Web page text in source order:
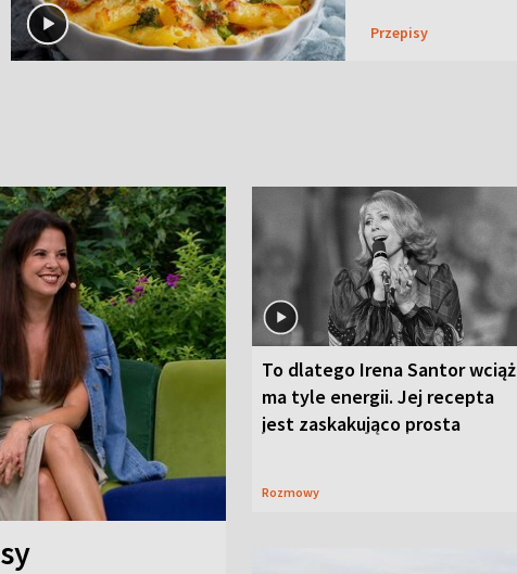
Przepisy
To dlatego Irena Santor wciąż
ma tyle energii. Jej recepta
jest zaskakująco prosta
Rozmowy